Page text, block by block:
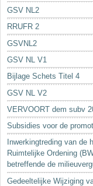
GSV NL2
RRUFR 2
GSVNL2
GSV NL V1
Bijlage Schets Titel 4
GSV NL V2
VERVOORT dem subv
Subsidies voor de
Inwerkingtreding van
Ruimtelijke Ordening
betreffende de
Gedeeltelijke Wijziging